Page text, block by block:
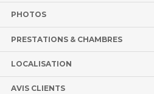
PHOTOS
PRESTATIONS & CHAMBRES
LOCALISATION
AVIS CLIENTS